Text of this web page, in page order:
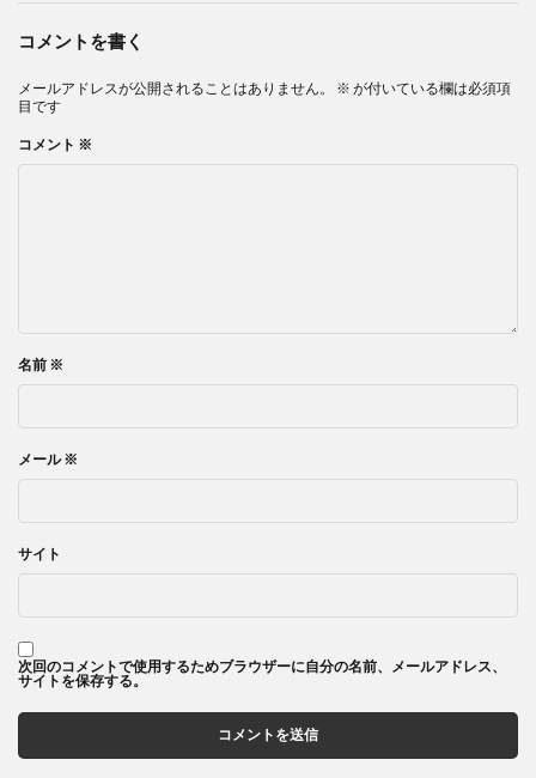
コメントを書く
メールアドレスが公開されることはありません。 ※ が付いている欄は必須項
目です
コメント ※
名前 ※
メール※
サイト
次回のコメントで使用するためブラウザーに自分の名前、メールアドレス、
サイトを保存する。